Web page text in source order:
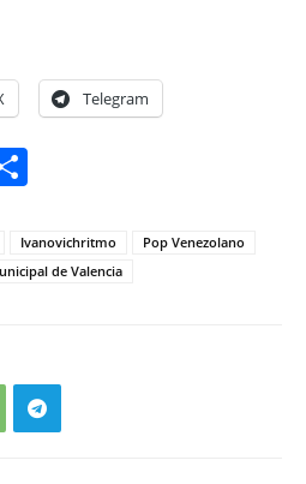
Telegram
Ivanovichritmo
Pop Venezolano
de Valencia